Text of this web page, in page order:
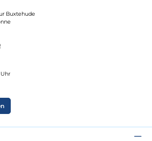
Buxtehude
Uhr